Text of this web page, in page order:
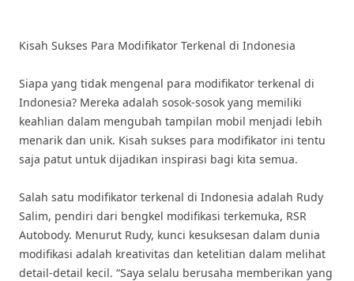
Kisah Sukses Para Modifikator Terkenal di Indonesia
Siapa yang tidak mengenal para modifikator terkenal di
Indonesia? Mereka adalah sosok-sosok yang memiliki
keahlian dalam mengubah tampilan mobil menjadi lebih
menarik dan unik. Kisah sukses para modifikator ini tentu
saja patut untuk dijadikan inspirasi bagi kita semua.
Salah satu modifikator terkenal di Indonesia adalah Rudy
Salim, pendiri dari bengkel modifikasi terkemuka, RSR
Autobody. Menurut Rudy, kunci kesuksesan dalam dunia
modifikasi adalah kreativitas dan ketelitian dalam melihat
detail-detail kecil. “Saya selalu berusaha memberikan yang